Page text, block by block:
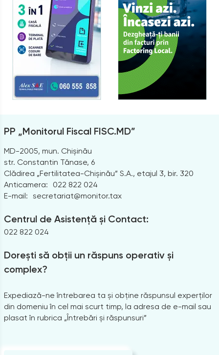
PP „Monitorul Fiscal FISC.MD”
MD-2005, mun. Chișinău
str. Constantin Tănase, 6
Clădirea „Fertilitatea-Chișinău” S.A., etajul 3, bir. 320
Anticamera:
022 822 024
E-mail: secretariat@monitor.tax
Centrul de Asistență și Contact:
022 822 024
Dorești să obții un răspuns operativ și
complex?
Expediază-ne întrebarea ta și obține răspunsul experților
din domeniu în cel mai scurt timp, la adresa de e-mail sau
plasat în rubrica „Întrebări și răspunsuri”